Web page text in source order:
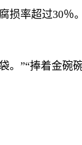
损率超过30％。
”“捧着金碗